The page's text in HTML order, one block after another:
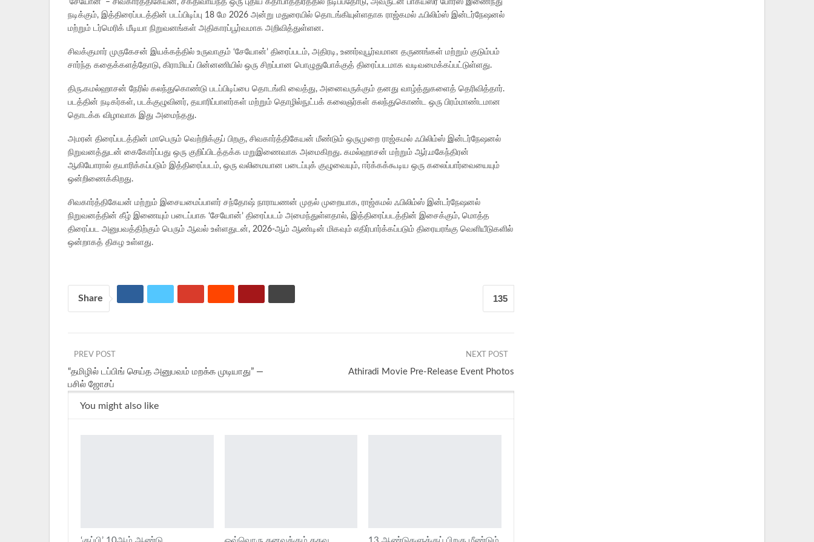
‘சேயோன்’ – சிவகார்த்திகேயன், சக்திவாய்ந்த ஒரு புதிய கதாபாத்திரத்தில் நடிப்பதோடு, அவருடன் பாக்யஸ்ரீ போர்ஸ் இணைந்து
நடிக்கும், இத்திரைப்படத்தின் படப்பிடிப்பு 18 மே 2026 அன்று மதுரையில் தொடங்கியுள்ளதாக ராஜ்கமல் ஃபிலிம்ஸ் இன்டர்நேஷனல்
மற்றும் டர்மெரிக் மீடியா நிறுவனங்கள் அதிகாரப்பூர்வமாக அறிவித்துள்ளன.
சிவக்குமார் முருகேசன் இயக்கத்தில் உருவாகும் ‘சேயோன்’ திரைப்படம், அதிரடி, உணர்வுபூர்வமான தருணங்கள் மற்றும் குடும்பம்
சார்ந்த கதைக்களத்தோடு, கிராமியப் பின்னணியில் ஒரு சிறப்பான பொழுதுபோக்குத் திரைப்படமாக வடிவமைக்கப்பட்டுள்ளது.
திரு.கமல்ஹாசன் நேரில் கலந்துகொண்டு படப்பிடிப்பை தொடங்கி வைத்து, அனைவருக்கும் தனது வாழ்த்துகளைத் தெரிவித்தார்.
படத்தின் நடிகர்கள், படக்குழுவினர், தயாரிப்பாளர்கள் மற்றும் தொழில்நுட்பக் கலைஞர்கள் கலந்துகொண்ட ஒரு பிரம்மாண்டமான
தொடக்க விழாவாக இது அமைந்தது.
அமரன் திரைப்படத்தின் மாபெரும் வெற்றிக்குப் பிறகு, சிவகார்த்திகேயன் மீண்டும் ஒருமுறை ராஜ்கமல் ஃபிலிம்ஸ் இன்டர்நேஷனல்
நிறுவனத்துடன் கைகோர்ப்பது ஒரு குறிப்பிடத்தக்க மறுஇணைவாக அமைகிறது. கமல்ஹாசன் மற்றும் ஆர்.மகேந்திரன்
ஆகியோரால் தயாரிக்கப்படும் இத்திரைப்படம், ஒரு வலிமையான படைப்புக் குழுவையும், ஈர்க்கக்கூடிய ஒரு கலைப்பார்வையையும்
ஒன்றிணைக்கிறது.
சிவகார்த்திகேயன் மற்றும் இசையமைப்பாளர் சந்தோஷ் நாராயணன் முதல் முறையாக, ராஜ்கமல் ஃபிலிம்ஸ் இன்டர்நேஷனல்
நிறுவனத்தின் கீழ் இணையும் படைப்பாக ‘சேயோன்’ திரைப்படம் அமைந்துள்ளதால், இத்திரைப்படத்தின் இசைக்கும், மொத்த
திரைப்பட அனுபவத்திற்கும் பெரும் ஆவல் உள்ளதுடன், 2026-ஆம் ஆண்டின் மிகவும் எதிர்பார்க்கப்படும் திரையரங்கு வெளியீடுகளில்
ஒன்றாகத் திகழ உள்ளது.
135
Share
PREV POST
“தமிழில் டப்பிங் செய்த அனுபவம் மறக்க முடியாது” —
பசில் ஜோசப்
NEXT POST
Athiradi Movie Pre-Release Event Photos
You might also like